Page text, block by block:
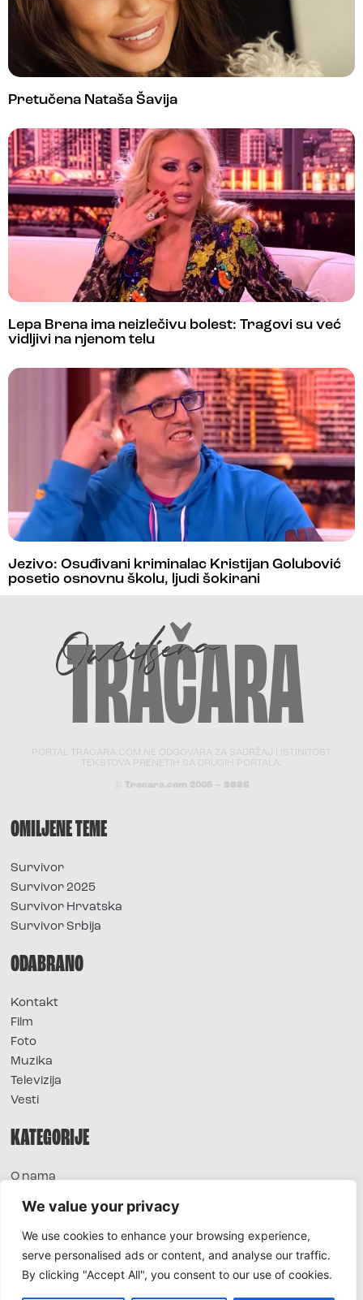
We value your privacy
We use cookies to enhance your browsing experience,
serve personalised ads or content, and analyse our traffic.
By clicking "Accept All", you consent to our use of cookies.
Pretučena Nataša Šavija
Lepa Brena ima neizlečivu bolest: Tragovi su već
vidljivi na njenom telu
Jezivo: Osuđivani kriminalac Kristijan Golubović
posetio osnovnu školu, ljudi šokirani
PORTAL TRACARA.COM NE ODGOVARA ZA SADRŽAJ I ISTINITOST
TEKSTOVA PRENETIH SA DRUGIH PORTALA.
© Tracara.com 2008 – 2026
OMILJENE TEME
Survivor
Survivor 2025
Survivor Hrvatska
Survivor Srbija
ODABRANO
Kontakt
Film
Foto
Muzika
Televizija
Vesti
KATEGORIJE
O nama
Extra
Foto
Moda
TV